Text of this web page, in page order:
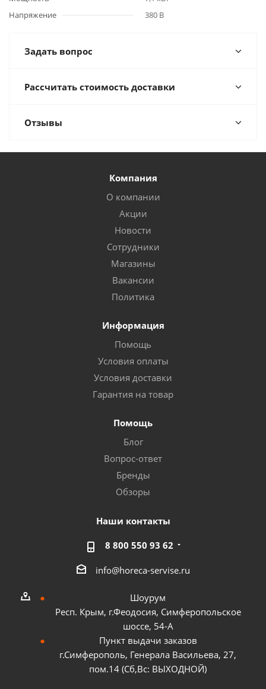
Напряжение
380 В
Задать вопрос
Рассчитать стоимость доставки
Отзывы
Компания
О компании
Акции
Новости
Сотрудники
Магазины
Вакансии
Политика
Информация
Помощь
Условия оплаты
Условия доставки
Гарантия на товар
Помощь
Блог
Вопрос-ответ
Бренды
Обзоры
Наши контакты
8 800 550 93 62
info@horeca-servise.ru
Шоурум
Респ. Крым, г.Феодосия, Симферопольское
шоссе, 54-А
Пункт выдачи заказов
г.Симферополь, Генерала Васильева, 27,
пом.14 (Сб,Вс: ВЫХОДНОЙ)